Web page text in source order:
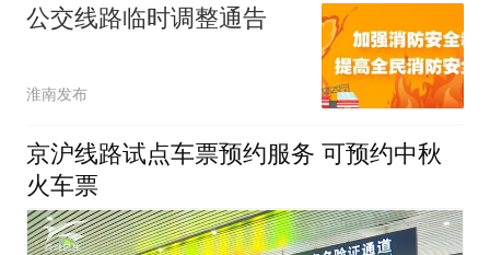
公交线路临时调整通告
淮南发布
京沪线路试点车票预约服务 可预约中秋
火车票